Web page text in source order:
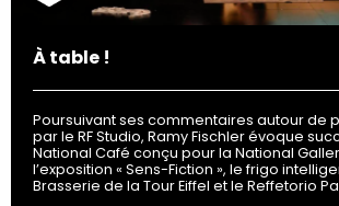
À table !
Poursuivant ses commentaires autour de
par le RF Studio, Ramy Fischler évoque
National Café conçu pour la National
l’exposition « Sens-Fiction », le frigo
Brasserie de la Tour Eiffel et le Reffetorio